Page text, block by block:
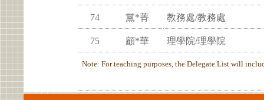
74 黨*菁 教務處/教務處
75 顧*華 理學院/理學院
Note: For teaching purposes, the Delegate List will